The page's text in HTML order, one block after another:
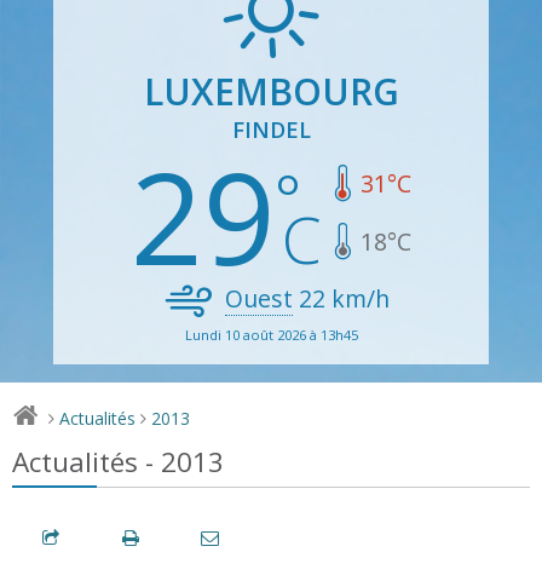
LUXEMBOURG
FINDEL
29 31°C
18°C
Ouest 22 km/h
Lundi 10 août 2026 à 13h45
> Actualités > 2013
Actualités - 2013